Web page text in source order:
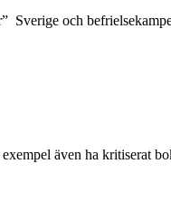
Sverige och
även ha kritiserat